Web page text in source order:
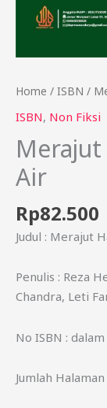
Home / ISBN /
ISBN, Non Fiksi
Air
Rp82.500
Judul : Merajut
Penulis : Reza
Chandra, Leti
No ISBN :
Jumlah